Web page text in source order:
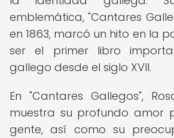
emblemática, "Cantares
en 1863, marcó un hito en la
ser el primer libro
gallego desde el siglo XVII.
En "Cantares Gallegos",
muestra su profundo amor
gente, así como su